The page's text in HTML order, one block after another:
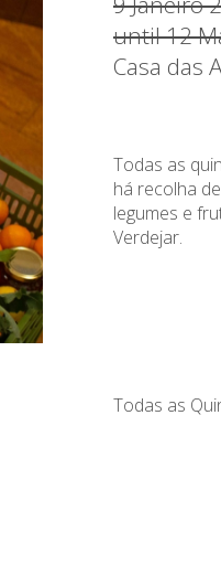
until 12
Casa das
Todas as
há recolha
legumes e
Verdejar.
Todas as